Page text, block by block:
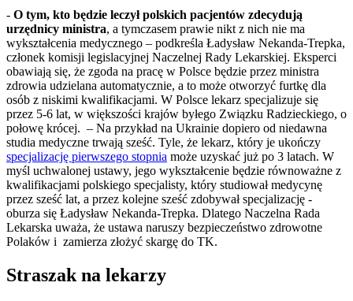
- O tym, kto będzie leczył polskich pacjentów zdecydują
urzędnicy ministra, a tymczasem prawie nikt z nich nie ma
wykształcenia medycznego – podkreśla Ładysław Nekanda-Trepka,
członek komisji legislacyjnej Naczelnej Rady Lekarskiej. Eksperci
obawiają się, że zgoda na pracę w Polsce będzie przez ministra
zdrowia udzielana automatycznie, a to może otworzyć furtkę dla
osób z niskimi kwalifikacjami. W Polsce lekarz specjalizuje się
przez 5-6 lat, w większości krajów byłego Związku Radzieckiego, o
połowę krócej. – Na przykład na Ukrainie dopiero od niedawna
studia medyczne trwają sześć. Tyle, że lekarz, który je ukończy
specjalizację pierwszego stopnia może uzyskać już po 3 latach. W
myśl uchwalonej ustawy, jego wykształcenie będzie równoważne z
kwalifikacjami polskiego specjalisty, który studiował medycynę
przez sześć lat, a przez kolejne sześć zdobywał specjalizację -
oburza się Ładysław Nekanda-Trepka. Dlatego Naczelna Rada
Lekarska uważa, że ustawa naruszy bezpieczeństwo zdrowotne
Polaków i zamierza złożyć skargę do TK.
Straszak na lekarzy